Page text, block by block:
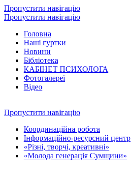
Пропустити навігацію
Пропустити навігацію
Головна
Наші гуртки
Новини
Бібліотека
КАБІНЕТ ПСИХОЛОГА
Фотогалереї
Відео
Пропустити навігацію
Координаційна робота
Інформаційно-ресурсний центр
«Різні, творчі, креативні»
«Молода генерація Сумщини»